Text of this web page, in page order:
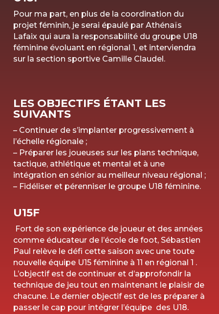
Pour ma part, en plus de la coordination du
projet féminin, je serai épaulé par Athénaïs
Lafaix qui aura la responsabilité du groupe U18
féminine évoluant en régional 1, et interviendra
sur la section sportive Camille Claudel.
LES OBJECTIFS ÉTANT LES
SUIVANTS
– Continuer de s’implanter progressivement à
l’échelle régionale ;
– Préparer les joueuses sur les plans technique,
tactique, athlétique et mental et à une
intégration en sénior au meilleur niveau régional ;
– Fidéliser et pérenniser le groupe U18 féminine.
U15F
Fort de son expérience de joueur et des années
comme éducateur de l’école de foot, Sébastien
Paul relève le défi cette saison avec une toute
nouvelle équipe U15 féminine à 11 en régional 1 .
L’objectif est de continuer et d’approfondir la
technique de jeu tout en maintenant le plaisir de
chacune. Le dernier objectif est de les préparer à
passer le cap pour intégrer l’équipe des U18.